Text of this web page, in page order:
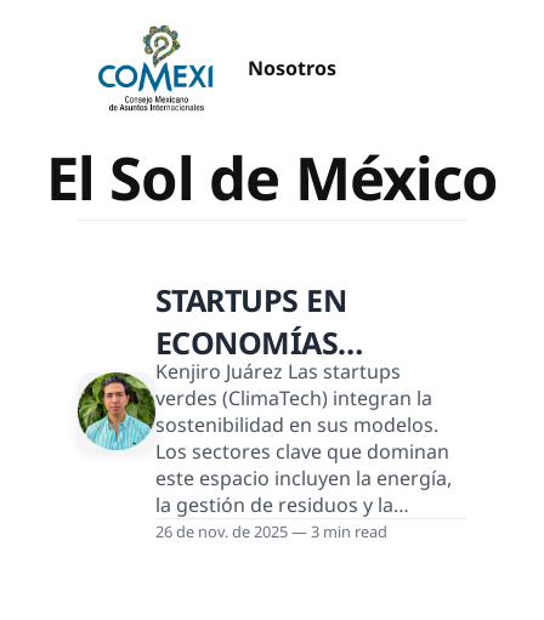
Nosotros
El Sol de México
STARTUPS EN
ECONOMÍAS
EMERGENTES COMO
MÉXICO
Kenjiro Juárez Las startups
verdes (ClimaTech) integran la
sostenibilidad en sus modelos.
Los sectores clave que dominan
este espacio incluyen la energía,
la gestión de residuos y la
agroalimentación. La innovación
26 de nov. de 2025 — 3 min read